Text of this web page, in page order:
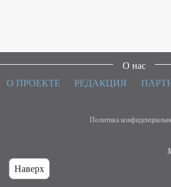
Наверх
О нас
О ПРОЕКТЕ
РЕДАКЦИЯ
Политика